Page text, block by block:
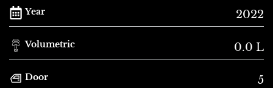
Year 2022
Volumetric 0.0 L
Door 5